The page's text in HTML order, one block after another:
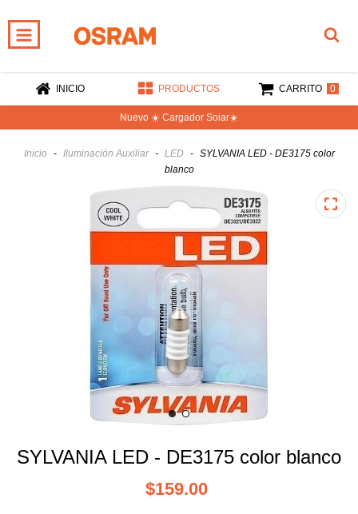
INICIO PRODUCTOS CARRITO 0
Nuevo ☀️ Cargador Soiar☀️
Inicio - Iluminación Auxiliar - LED -
SYLVANIA LED - DE3175 color
blanco
SYLVANIA LED - DE3175 color blanco
$159.00